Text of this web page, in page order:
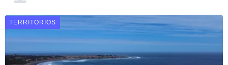
TERRITORIOS